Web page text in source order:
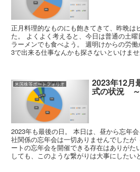
正月料理的なものにも飽きてきて、昨晩は
た。 よくよく考えると、今日は普通の土
ラーメンでも食べよう。 週明けからの労
3で出来る仕事なんかも探さないといけま
米国株等ポートフォリオ 2023年12月
式の状況 ～
2023年も最後の日。 本日は、昼から忘年
社関係の忘年会は一切ありませんでしたが
ートの忘年会を開催できる存在はありがた
しても、このような繋がりは大事にしたい